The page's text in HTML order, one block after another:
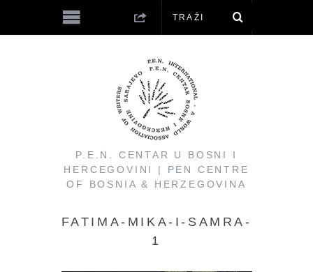
P.E.N. CENTAR U BOSNI I
HERCEGOVINI | PEN CENTRE
OF BOSNIA & HERZEGOVINA
FATIMA-MIKA-I-SAMRA-
1